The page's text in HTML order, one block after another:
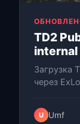
TD2
internal
Загрузка
через
internal
U Umf